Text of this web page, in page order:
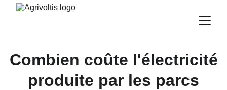
Combien coûte l'électricité
produite par les parcs